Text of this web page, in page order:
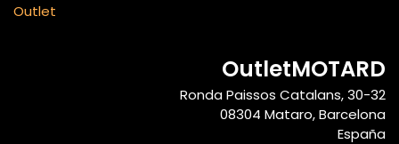
Outlet
OutletMOTARD
Ronda Paissos Catalans, 30-32
08304 Mataro, Barcelona
España